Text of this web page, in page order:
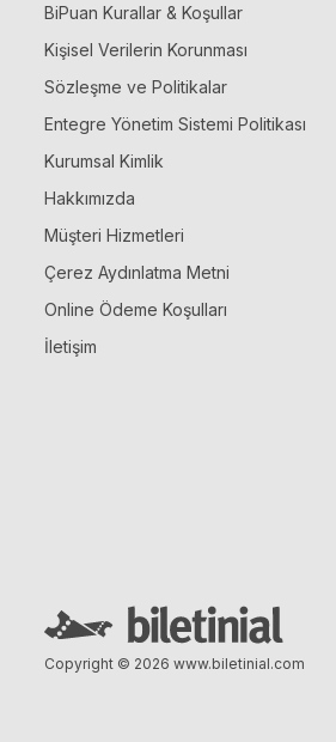
BiPuan Kurallar & Koşullar
Kişisel Verilerin Korunması
Sözleşme ve Politikalar
Entegre Yönetim Sistemi Politikası
Kurumsal Kimlik
Hakkımızda
Müşteri Hizmetleri
Çerez Aydınlatma Metni
Online Ödeme Koşulları
İletişim
Copyright © 2026 www.biletinial.com